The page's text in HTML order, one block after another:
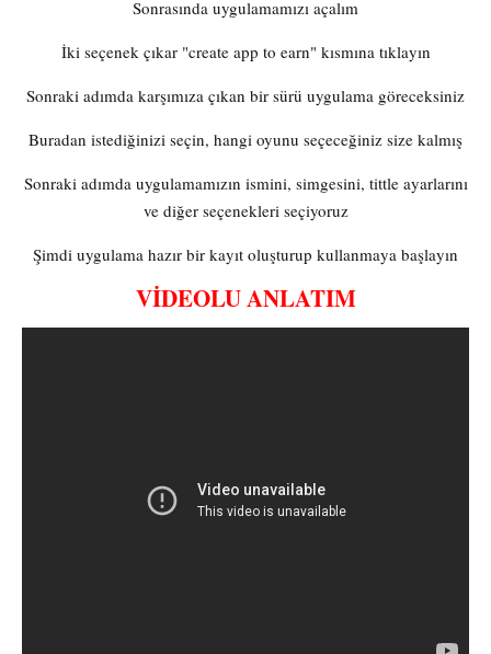
Sonrasında uygulamamızı açalım
İki seçenek çıkar "create app to earn" kısmına tıklayın
Sonraki adımda karşımıza çıkan bir sürü uygulama göreceksiniz
Buradan istediğinizi seçin, hangi oyunu seçeceğiniz size kalmış
Sonraki adımda uygulamamızın ismini, simgesini, tittle ayarlarını
ve diğer seçenekleri seçiyoruz
Şimdi uygulama hazır bir kayıt oluşturup kullanmaya başlayın
VİDEOLU ANLATIM